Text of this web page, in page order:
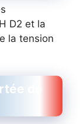
D2 et la
la tension
de